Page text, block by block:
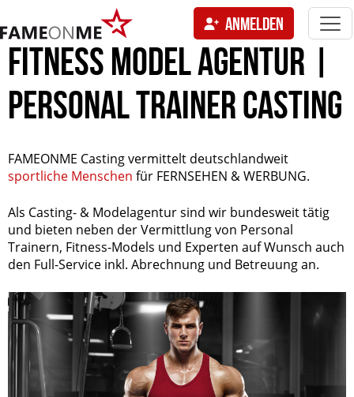
ANMELDEN
FITNESS MODEL AGENTUR |
PERSONAL TRAINER CASTING
FAMEONME Casting vermittelt deutschlandweit
sportliche Menschen für FERNSEHEN & WERBUNG.
Als Casting- & Modelagentur sind wir bundesweit tätig
und bieten neben der Vermittlung von Personal
Trainern, Fitness-Models und Experten auf Wunsch auch
den Full-Service inkl. Abrechnung und Betreuung an.